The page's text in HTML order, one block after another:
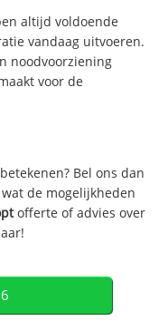
altijd voldoende
vandaag uitvoeren.
noodvoorziening
voor de
Bel ons dan
de mogelijkheden
offerte of advies over